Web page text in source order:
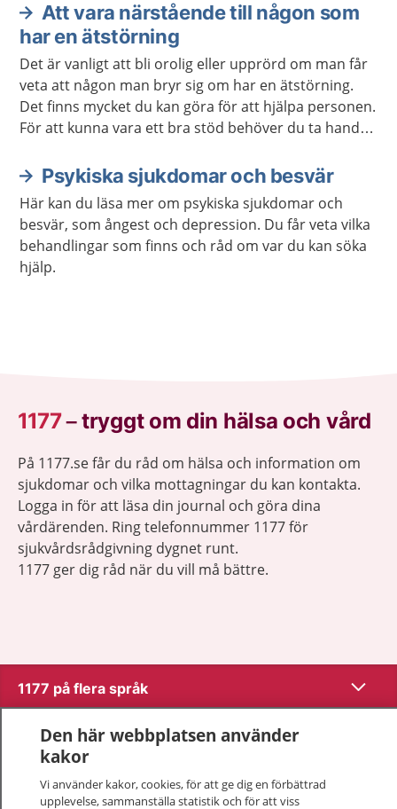
Att vara närstående till någon som
har en ätstörning
Det är vanligt att bli orolig eller upprörd om man får
veta att någon man bryr sig om har en ätstörning.
Det finns mycket du kan göra för att hjälpa personen.
För att kunna vara ett bra stöd behöver du ta hand
Psykiska sjukdomar och besvär
Här kan du läsa mer om psykiska sjukdomar och
besvär, som ångest och depression. Du får veta vilka
behandlingar som finns och råd om var du kan söka
hjälp.
1177–tryggt om din hälsa och vård
På 1177.se får du råd om hälsa och information om
sjukdomar och vilka mottagningar du kan kontakta.
Logga in för att läsa din journal och göra dina
vårdärenden. Ring telefonnummer 1177 för
sjukvårdsrådgivning dygnet runt.
1177 ger dig råd när du vill må bättre.
1177 på flera språk Visa
Om 1177
Kontakt
Den här webbplatsen använder
kakor
Vi använder kakor, cookies, för att ge dig en förbättrad
upplevelse, sammanställa statistik och för att viss